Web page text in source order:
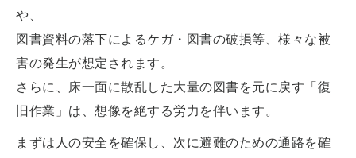
や、
図書資料の落下によるケガ・図書の破損等、様々な被
害の発生が想定されます。
さらに、床一面に散乱した大量の図書を元に戻す「復
旧作業」は、想像を絶する労力を伴います。
まずは人の安全を確保し、次に避難のための通路を確